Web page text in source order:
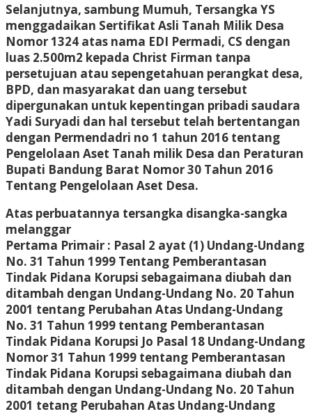
Selanjutnya, sambung Mumuh, Tersangka YS
menggadaikan Sertifikat Asli Tanah Milik Desa
Nomor 1324 atas nama EDI Permadi, CS dengan
luas 2.500m2 kepada Christ Firman tanpa
persetujuan atau sepengetahuan perangkat desa,
BPD, dan masyarakat dan uang tersebut
dipergunakan untuk kepentingan pribadi saudara
Yadi Suryadi dan hal tersebut telah bertentangan
dengan Permendadri no 1 tahun 2016 tentang
Pengelolaan Aset Tanah milik Desa dan Peraturan
Bupati Bandung Barat Nomor 30 Tahun 2016
Tentang Pengelolaan Aset Desa.
Atas perbuatannya tersangka disangka-sangka
melanggar
Pertama Primair : Pasal 2 ayat (1) Undang-Undang
No. 31 Tahun 1999 Tentang Pemberantasan
Tindak Pidana Korupsi sebagaimana diubah dan
ditambah dengan Undang-Undang No. 20 Tahun
2001 tentang Perubahan Atas Undang-Undang
No. 31 Tahun 1999 tentang Pemberantasan
Tindak Pidana Korupsi Jo Pasal 18 Undang-Undang
Nomor 31 Tahun 1999 tentang Pemberantasan
Tindak Pidana Korupsi sebagaimana diubah dan
ditambah dengan Undang-Undang No. 20 Tahun
2001 tetang Perubahan Atas Undang-Undang